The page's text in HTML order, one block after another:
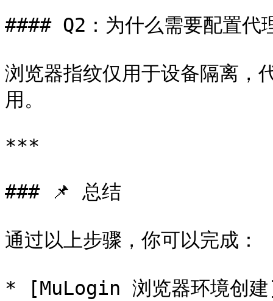
#### Q2：为什么需要配置代
浏览器指纹仅用于设备隔离
用。
***
### 📌 总结
通过以上步骤，你可以完成：
* [MuLogin 浏览器环境